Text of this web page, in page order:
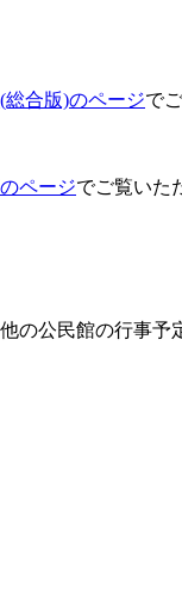
総合版)のページで
ページでご覧いた
の公民館の行事予